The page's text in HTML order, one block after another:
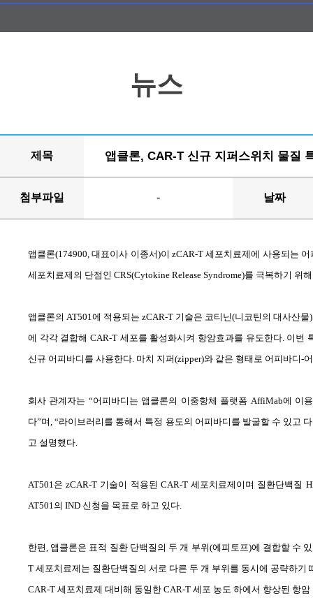
뉴스
제목 앱클론, CAR-T 신규 지퍼스위치 물질
첨부파일 - 날짜
앱클론(174900,대표이사 이종서)이zCAR-T세포치료제에 사용되는
세포치료제의 단점인 CRS(Cytokine Release Syndrome)를 극복하기 위
앱클론의 AT501에 적용되는 zCAR-T 기술은 코티닌(니코틴의 대사산물)
에 각각 결합해 CAR-T 세포를 활성화시켜 항암효과를 유도한다. 이번
신규 어피바디를 사용한다. 마치 지퍼(zipper)와 같은 형태로 어피바디-
회사 관계자는 “어피바디는 앱클론의 이중항체 플랫폼 AffiMab에 이
다”며, “라이브러리를 통해서 특정 용도의 어피바디를 발굴할 수 있고
고 설명했다.
AT501은 zCAR-T 기술이 적용된 CAR-T세포치료제이며 질환단백질
AT501의 IND 신청을 목표로 하고 있다.
한편,앱클론은 표적 질환 단백질의 두 개 부위(에피토프)에 결합할 수
T세포치료제는 질환단백질의 서로 다른 두 개 부위를 동시에 공략하기
CAR-T 세포치료제 대비해 동일한 CAR-T 세포 농도 하에서 향상된 항